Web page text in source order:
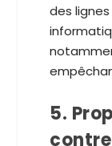
des
5.